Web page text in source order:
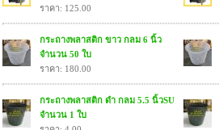
ราคา: 125.00
กระถางพลาสติก ขาว กลม 6 นิ้ว
จำนวน 50 ใบ
ราคา: 180.00
กระถางพลาสติก ดำ กลม 5.5 นิ้วSU
จำนวน 1 ใบ